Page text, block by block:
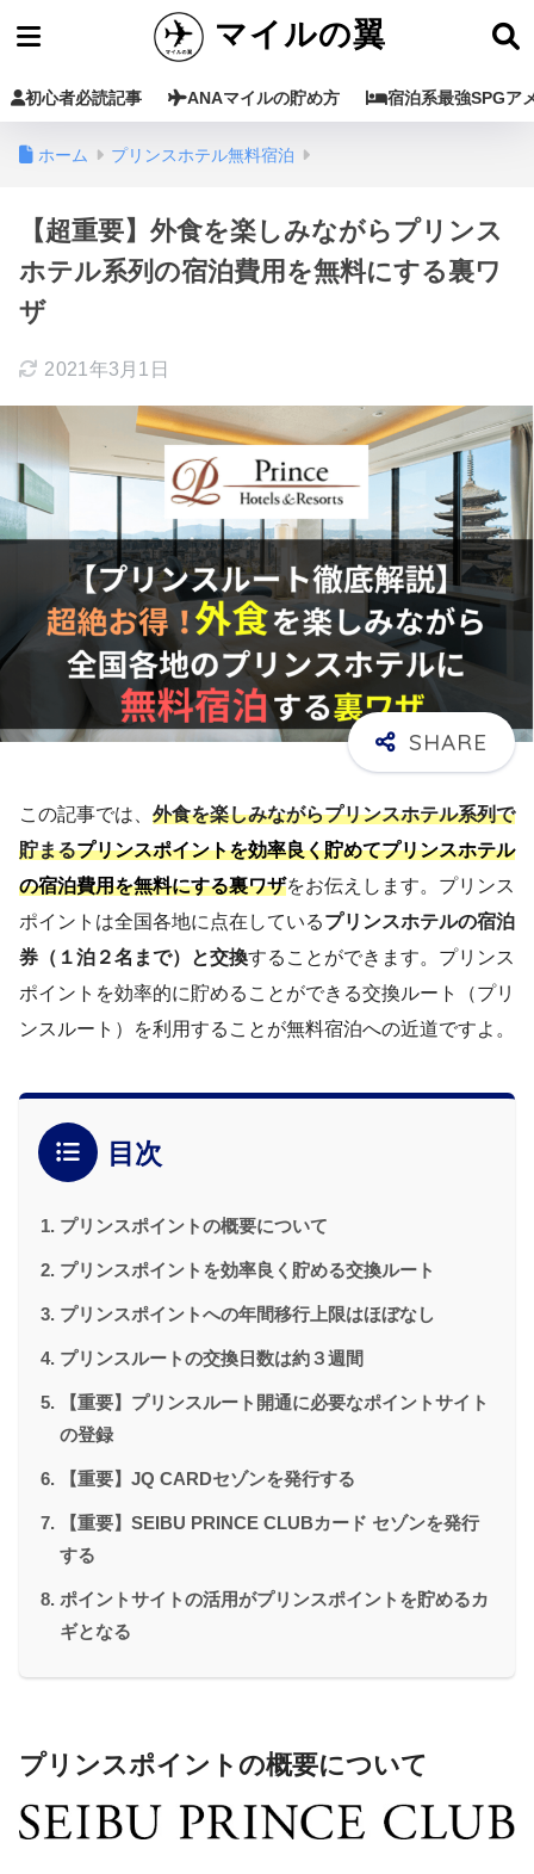
マイルの翼
初心者必読記事 ANAマイルの貯め方 宿泊系最強SPGア
ホーム プリンスホテル無料宿泊
【超重要】外食を楽しみながらプリンス
ホテル系列の宿泊費用を無料にする裏ワ
ザ
2021年3月1日
この記事では、 外食を楽しみながらプリンスホテル系列で
貯まるプリンスポイントを効率良く貯めてプリンスホテル
の宿泊費用を無料にする裏ワザをお伝えします。プリンス
ポイントは全国各地に点在しているプリンスホテルの宿泊
券（１泊２名まで）と交換することができます。プリンス
ポイントを効率的に貯めることができる交換ルート（プリ
ンスルート）を利用することが無料宿泊への近道ですよ。
目次
プリンスポイントの概要について
プリンスポイントを効率良く貯める交換ルート
プリンスポイントへの年間移行上限はほぼなし
プリンスルートの交換日数は約３週間
【重要】プリンスルート開通に必要なポイントサイト
の登録
【重要】JQ CARDセゾンを発行する
【重要】SEIBU PRINCE CLUBカード セゾンを発行
する
ポイントサイトの活用がプリンスポイントを貯めるカ
ギとなる
プリンスポイントの概要について